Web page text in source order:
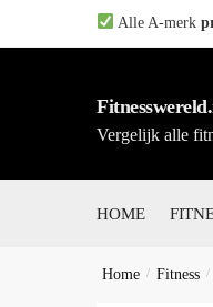
to
to
Alle A-merk
Vergelijk alle
HOME
Home / Fitness /